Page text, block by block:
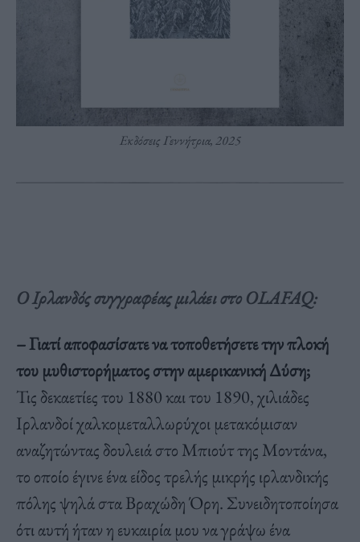
Εκδόσεις Γεννήτρια, 2025
Ο Ιρλανδός συγγραφέας μιλάει στο OLAFAQ:
– Γιατί αποφασίσατε να τοποθετήσετε την πλοκή
του μυθιστορήματος στην αμερικανική Δύση;
Τις δεκαετίες του 1880 και του 1890, χιλιάδες
Ιρλανδοί χαλκομεταλλωρύχοι μετακόμισαν
αναζητώντας δουλειά στο Μπιούτ της Μοντάνα,
το οποίο έγινε ένα είδος τρελής μικρής ιρλανδικής
πόλης ψηλά στα Βραχώδη Όρη. Συνειδητοποίησα
ότι αυτή ήταν η ευκαιρία μου να γράψω ένα